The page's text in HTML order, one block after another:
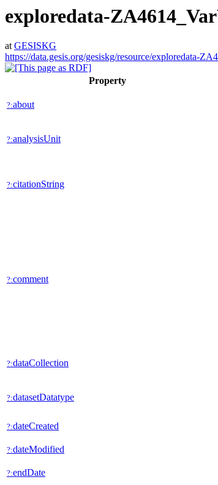
exploredata-
atGESISKG
https://data.gesis.org/gesiskg/resource/exploredata-
Property
?:about
?:analysisUnit
?:citationString
?:comment
?:dataCollection
?:datasetDatatype
?:dateCreated
?:dateModified
?:endDate